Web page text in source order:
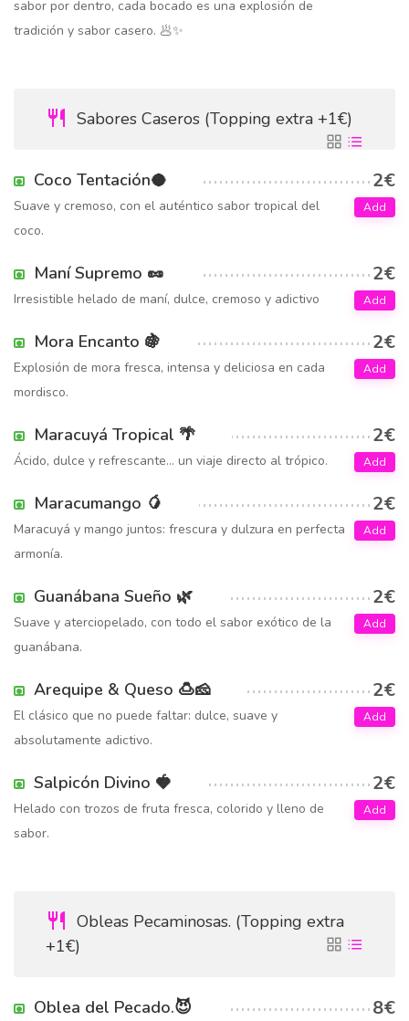
sabor por dentro, cada bocado es una explosión de
tradición y sabor casero. 🥟✨
Sabores Caseros (Topping extra +1€)
Coco Tentación🥥 2€
Suave y cremoso, con el auténtico sabor tropical del
coco.
Add
Maní Supremo 🥜 2€
Irresistible helado de maní, dulce, cremoso y adictivo Add
Mora Encanto 🍇 2€
Explosión de mora fresca, intensa y deliciosa en cada
mordisco.
Add
Maracuyá Tropical 🌴 2€
Ácido, dulce y refrescante… un viaje directo al trópico. Add
Maracumango 🥭 2€
Maracuyá y mango juntos: frescura y dulzura en perfecta
armonía.
Add
Guanábana Sueño 🌿 2€
Suave y aterciopelado, con todo el sabor exótico de la
guanábana.
Add
Arequipe & Queso 🍮🧀 2€
El clásico que no puede faltar: dulce, suave y
absolutamente adictivo.
Add
Salpicón Divino 🍓 2€
Helado con trozos de fruta fresca, colorido y lleno de
sabor.
Add
Obleas Pecaminosas. (Topping extra
+1€)
Oblea del Pecado.😈 8€